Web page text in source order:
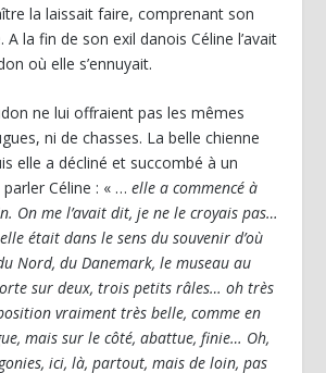
la laissait faire, comprenant son
A la fin de son exil danois Céline l’avait
où elle s’ennuyait.
ne lui offraient pas les mêmes
ni de chasses. La belle chienne
elle a décliné et succombé à un
parler Céline : « …elle a commencé à
On me l’avait dit, je ne le croyais pas…
était dans le sens du souvenir d’où
Nord, du Danemark, le museau au
sur deux, trois petits râles… oh très
vraiment très belle, comme en
mais sur le côté, abattue, finie… Oh,
ici, là, partout, mais de loin, pas